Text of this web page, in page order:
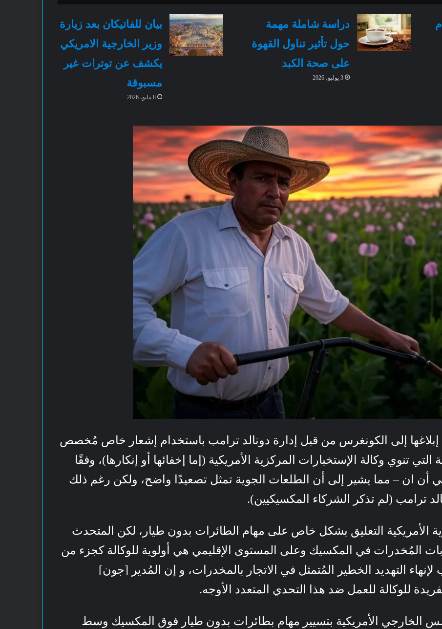
دراسة شاملة مهمة
حول تأثير تناول القهوة
على صحة الكبد
3 يوليو، 2026
بيان للفاتيكان بعد زيارة
وزير الخارجية الامريكي
يكشف عن توترات غير
مسبوقة
8 مايو، 2026
إلى الكونغرس من قبل إدارة دونالد ترامب باستخدام إشعار خاص مُخصص
تنوي وكالة الإستخبارات المركزية الأمريكية (إما إخفائها أو إنكارها)، وفقًا
ان – مما يشير إلى أن الطلعات الجوية تمثل تصعيدًا واضح، ولكن رغم ذلك
ترامب (لم تذكر الشركاء المكسيكيين).
الأمريكية التعليق بشكل خاص على مهام الطائرات بدون طيار، لكن المتحدث
المُخدرات في المكسيك وعلى المستوى الإقليمي هي أولوية للوكالة كجزء من
لإنهاء التهديد الخطير المُتمثل في الاتجار بالمخدرات، و إن المُدير [جون]
للوكالة للعمل ضد هذا التحدي المتعدد الأوجه.
الخارجي الأمريكية بتسيير مهام بطائرات بدون طيار فوق المكسيك وسط